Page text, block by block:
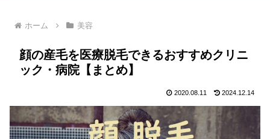
ホーム 美容
顔の産毛を医療脱毛できるおすすめクリニ
ック・病院【まとめ】
2020.08.11 2024.12.14